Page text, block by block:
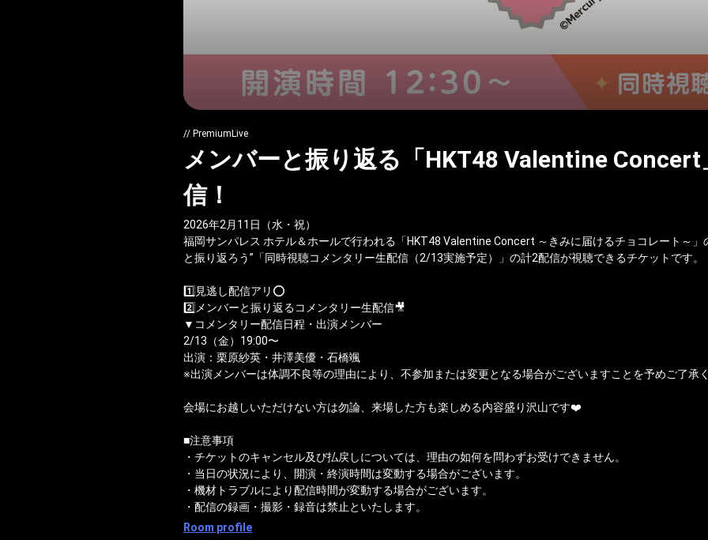
// PremiumLive
メンバーと振り返る「HKT48 Valentine Concert
信！
2026年2月11日（水・祝）
福岡サンパレス ホテル＆ホールで行われる「HKT48 Valentine Concert ～きみに届けるチョコレート～」
と振り返ろう”「同時視聴コメンタリー生配信（2/13実施予定）」の計2配信が視聴できるチケットです。
1️⃣見逃し配信アリ⭕️
2️⃣メンバーと振り返るコメンタリー生配信🎥
▼コメンタリー配信日程・出演メンバー
2/13（金）19:00〜
出演：栗原紗英・井澤美優・石橋颯
※出演メンバーは体調不良等の理由により、不参加または変更となる場合がございますことを予めご了承く
会場にお越しいただけない方は勿論、来場した方も楽しめる内容盛り沢山です❤️
■注意事項
・チケットのキャンセル及び払戻しについては、理由の如何を問わずお受けできません。
・当日の状況により、開演・終演時間は変動する場合がございます。
・機材トラブルにより配信時間が変動する場合がございます。
・配信の録画・撮影・録音は禁止といたします。
Room profile